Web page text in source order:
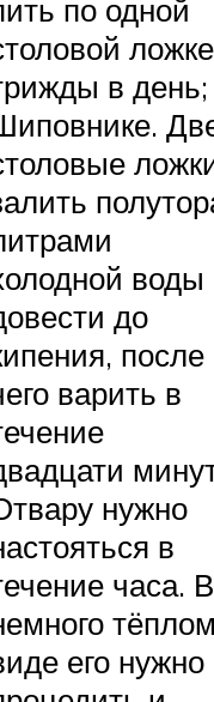
по одной
ложке
в день;
воды
до
после
варить в
нужно
в
часа. В
его нужно